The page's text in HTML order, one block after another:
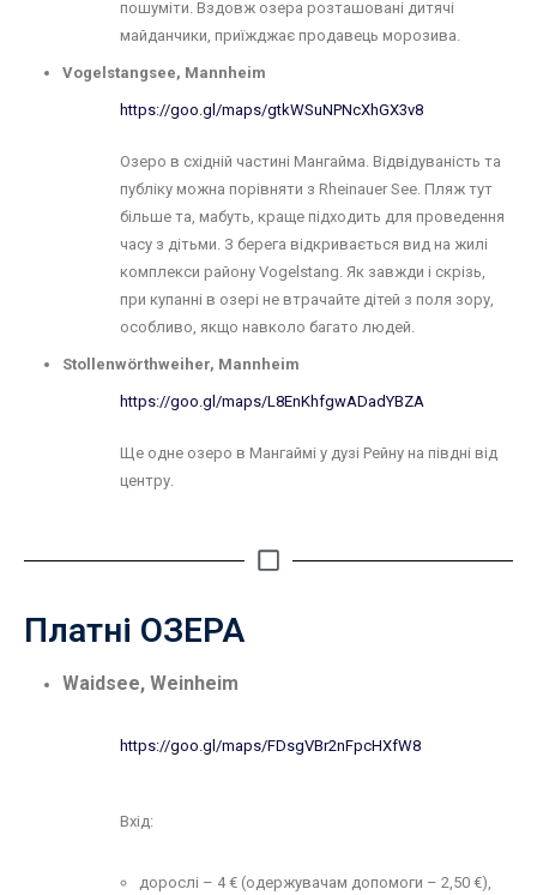
пошуміти. Вздовж озера розташовані дитячі
майданчики, приїжджає продавець морозива.
Vogelstangsee, Mannheim
https://goo.gl/maps/gtkWSuNPNcXhGX3v8
Озеро в східній частині Мангайма. Відвідуваність та
публіку можна порівняти з Rheinauer See. Пляж тут
більше та, мабуть, краще підходить для проведення
часу з дітьми. З берега відкривається вид на жилі
комплекси району Vogelstang. Як завжди і скрізь,
при купанні в озері не втрачайте дітей з поля зору,
особливо, якщо навколо багато людей.
Stollenwörthweiher, Mannheim
https://goo.gl/maps/L8EnKhfgwADadYBZA
Ще одне озеро в Мангаймі у дузі Рейну на півдні від
центру.
Платні ОЗЕРА
Waidsee, Weinheim
https://goo.gl/maps/FDsgVBr2nFpcHXfW8
Вхід:
дорослі – 4 € (одержувачам допомоги – 2,50 €),